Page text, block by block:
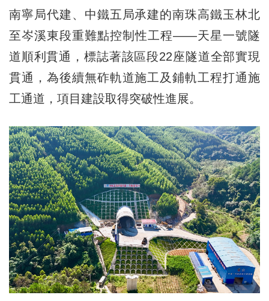
南寧局代建、中鐵五局承建的南珠高鐵玉林北
至岑溪東段重難點控制性工程——天星一號隧
道順利貫通，標誌著該區段22座隧道全部實現
貫通，為後續無砟軌道施工及鋪軌工程打通施
工通道，項目建設取得突破性進展。